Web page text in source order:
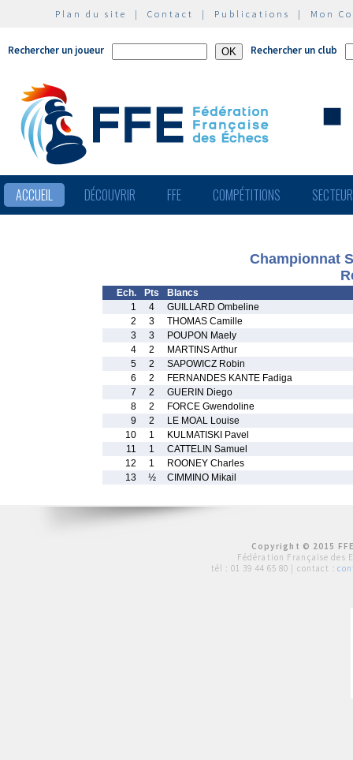
Plan du site | Contact | Publications | Mon
Rechercher un joueur Rechercher un club
ACCUEIL DÉCOUVRIR FFE COMPÉTITIONS
Championnat
Ech. Pts
Blancs
1
4
GUILLARD Ombeline
2
3
THOMAS Camille
3
3
POUPON Maely
4
2
MARTINS Arthur
5
2
SAPOWICZ Robin
6
2
FERNANDES KANTE Fadiga
7
2
GUERIN Diego
8
2
FORCE Gwendoline
9
2
LE MOAL Louise
10
1
KULMATISKI Pavel
11
1
CATTELIN Samuel
12
1
ROONEY Charles
13
½ CIMMINO Mikail
Copyright © 2015
Fédération Française des
tél : 01 39 44 65 80 | contact :